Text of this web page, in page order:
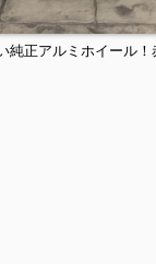
純正アルミホイール